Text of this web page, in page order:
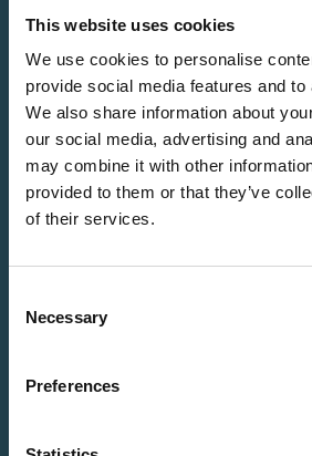
This website uses cookies
We use cookies to personalise
provide social media features and
We also share information about
our social media, advertising and
may combine it with other
provided to them or that they’ve
of their services.
Selection
Necessary
Preferences